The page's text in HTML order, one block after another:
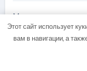
Мода и красота
Новости плюс
Этот сайт использует
вам в навигации, а